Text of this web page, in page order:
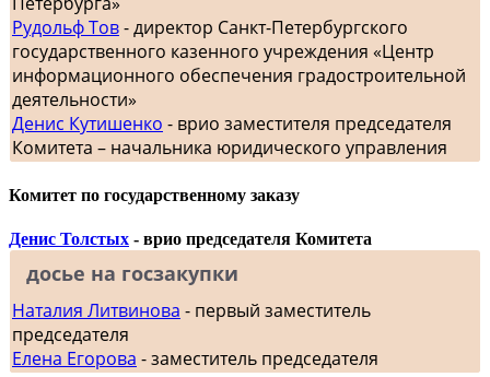
Рудольф Тов- директор Санкт-Петербургского
государственного казенного учреждения «Центр
информационного обеспечения градостроительной
деятельности»
Денис Кутишенко - врио заместителя председателя
Комитета – начальника юридического управления
Комитет по государственному заказу
Денис Толстых - врио председателя Комитета
досье на госзакупки
Наталия Литвинова - первый заместитель
председателя
Елена Егорова - заместитель председателя